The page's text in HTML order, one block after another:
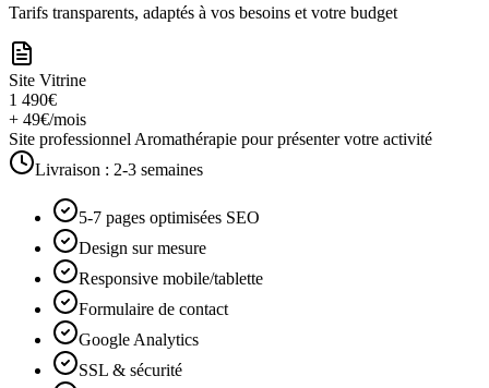
Tarifs transparents, adaptés à vos besoins et votre budget
Site Vitrine
1 490€
+ 49€/mois
Site professionnel Aromathérapie pour présenter votre activité
Livraison : 2-3 semaines
5-7 pages optimisées SEO
Design sur mesure
Responsive mobile/tablette
Formulaire de contact
Google Analytics
SSL & sécurité